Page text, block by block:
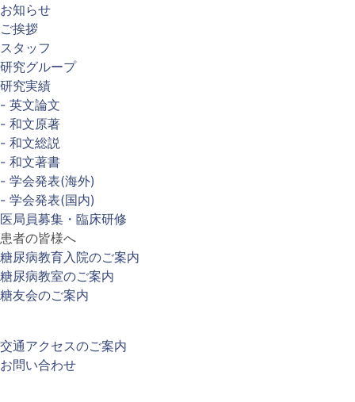
お知らせ
ご挨拶
スタッフ
研究グループ
研究実績
- 英文論文
- 和文原著
- 和文総説
- 和文著書
- 学会発表(海外)
- 学会発表(国内)
医局員募集・臨床研修
患者の皆様へ
糖尿病教育入院のご案内
糖尿病教室のご案内
糖友会のご案内
交通アクセスのご案内
お問い合わせ